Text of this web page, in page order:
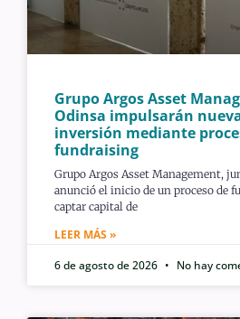
Grupo Argos Asset
Odinsa impulsarán
inversión mediante
fundraising
Grupo Argos Asset Management,
anunció el inicio de un proceso de
captar capital de
LEER MÁS »
6 de agosto de 2026
No hay